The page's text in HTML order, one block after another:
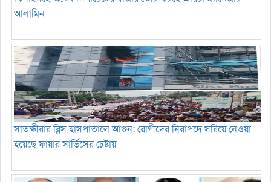
আলামিন
সাতক্ষীরার ব্লিস হাসপাতালে আগুন: রোগীদের নিরাপদে সরিয়ে নেওয়া
হয়েছে ফায়ার সার্ভিসের চেষ্টায়